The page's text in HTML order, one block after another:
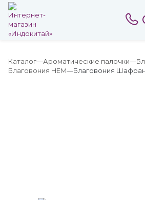
Каталог Ароматические палочки
Благовония HEM
Благовония